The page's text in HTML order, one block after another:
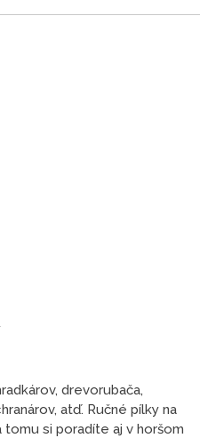
drevorubača,
atď. Ručné pílky na
si poradíte aj v horšom